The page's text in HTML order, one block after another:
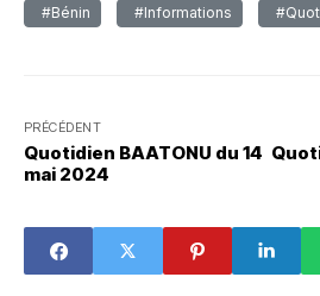
#Bénin #Informations
PRÉCÉDENT
Quotidien BAATONU du 14
mai 2024